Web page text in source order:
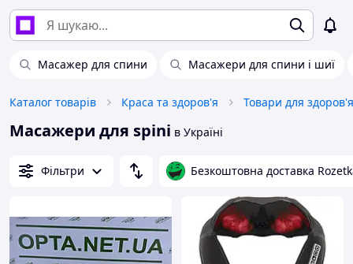
Масажер для спини Масажери для спини і шиї
Каталог товарів Краса та здоров'я Товари для здоров'я
Масажери для spini в Україні
Фільтри Безкоштовна доставка